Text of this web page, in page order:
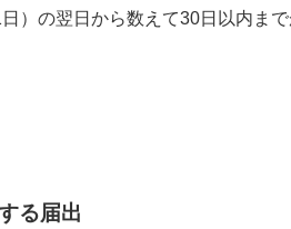
日）の翌日から数えて30日以内ま
る届出